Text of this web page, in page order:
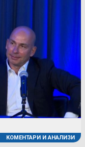
КОМЕНТАРИ И АНАЛИЗИ